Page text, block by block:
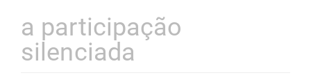
a participação
silenciada